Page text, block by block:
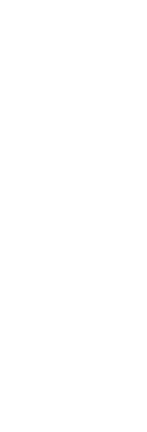
？
？
器怎么无缝接路...